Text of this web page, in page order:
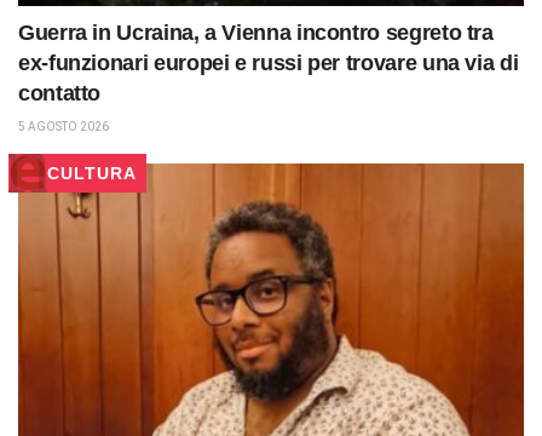
Guerra in Ucraina, a Vienna incontro segreto tra
ex-funzionari europei e russi per trovare una via di
contatto
5 AGOSTO 2026
CULTURA